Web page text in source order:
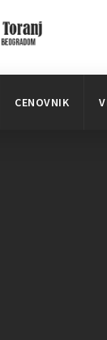
CENOVNIK